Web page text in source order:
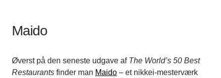
Maido
Øverst på den seneste udgave af The World’s 50 Best
Restaurants finder man Maido – et nikkei-mesterværk